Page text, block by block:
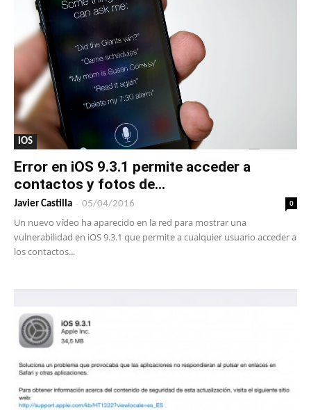
iOS
Error en iOS 9.3.1 permite acceder a
contactos y fotos de...
Javier Castilla - 05/04/2016 0
Un nuevo vídeo ha aparecido en la red para mostrar una
vulnerabilidad en iOS 9.3.1 que permite a cualquier usuario acceder a
los contactos...